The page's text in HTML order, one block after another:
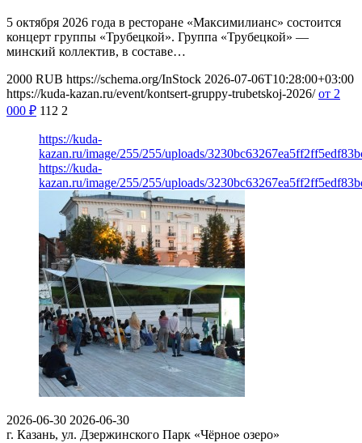
5 октября 2026 года в ресторане «Максимилианс» состоится
концерт группы «Трубецкой». Группа «Трубецкой» —
минский коллектив, в составе…
2000 RUB https://schema.org/InStock 2026-07-06T10:28:00+03:00
https://kuda-kazan.ru/event/kontsert-gruppy-trubetskoj-2026/ от 2
000 ₽ 112 2
https://kuda-
kazan.ru/image/255/255/uploads/
https://kuda-
kazan.ru/image/255/255/uploads/
2026-06-30 2026-06-30
г. Казань, ул. Дзержинского Парк «Чёрное озеро»